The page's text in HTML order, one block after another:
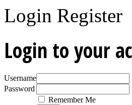
Login Register
Login to your
Username
Password
Remember Me